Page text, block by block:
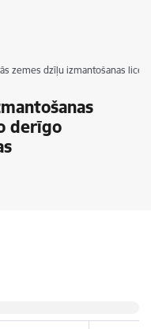
zemes dzīļu izmantošanas
derīgo